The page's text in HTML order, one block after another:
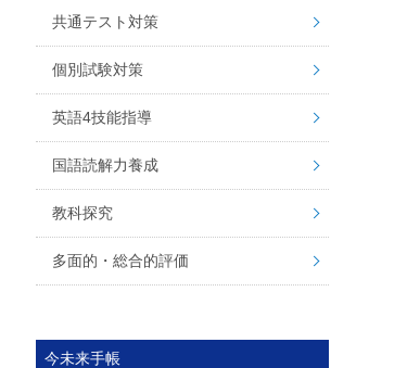
共通テスト対策
個別試験対策
英語4技能指導
国語読解力養成
教科探究
多面的・総合的評価
今未来手帳